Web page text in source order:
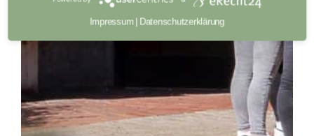
Impressum | Datenschutzerklärung